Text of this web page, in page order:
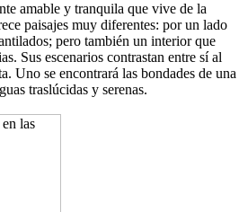
amable y tranquila que vive de la
paisajes muy diferentes: por un lado
pero también un interior que
Sus escenarios contrastan entre sí al
Uno se encontrará las bondades de una
traslúcidas y serenas.